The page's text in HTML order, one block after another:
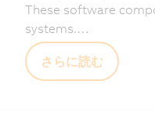
These software
systems.…
さらに読む